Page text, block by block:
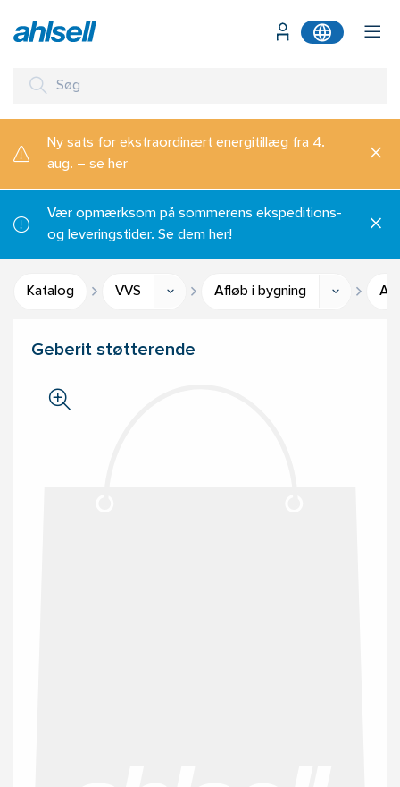
Ny sats for ekstraordinært energitillæg fra 4.
aug. – se her
Vær opmærksom på sommerens ekspeditions-
og leveringstider. Se dem her!
Katalog VVS Afløb i bygning
Geberit støtterende